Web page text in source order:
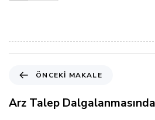
c
e
ÖNCEKI MAKALE
Arz Talep